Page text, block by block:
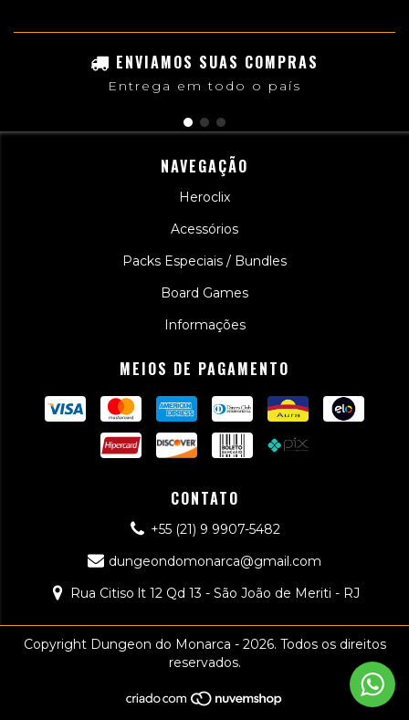
ENVIAMOS SUAS COMPRAS
Entrega em todo o país
NAVEGAÇÃO
Heroclix
Acessórios
Packs Especiais / Bundles
Board Games
Informações
MEIOS DE PAGAMENTO
CONTATO
+55 (21) 9 9907-5482
dungeondomonarca@gmail.com
Rua Citiso lt 12 Qd 13 - São João de Meriti - RJ
Copyright Dungeon do Monarca - 2026. Todos os direitos
reservados.